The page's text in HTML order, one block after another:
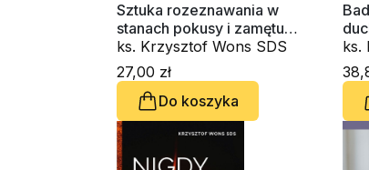
Sztuka rozeznawania w
stanach pokusy i zamętu
(CD-audiobook)
ks. Krzysztof Wons SDS
27,00 zł
Do koszyka
ks.